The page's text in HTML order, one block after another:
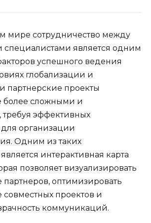
мире сотрудничество между
является одним
успешного ведения
глобализации и
партнерские проекты
более сложными и
эффективных
организации
Одним из таких
интерактивная карта
позволяет визуализировать
оптимизировать
проектов и
коммуникаций.